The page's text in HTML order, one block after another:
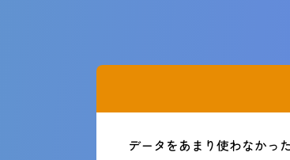
データをあまり使わなかっ